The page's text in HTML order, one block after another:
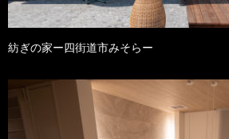
紡ぎの家ー四街道市みそらー